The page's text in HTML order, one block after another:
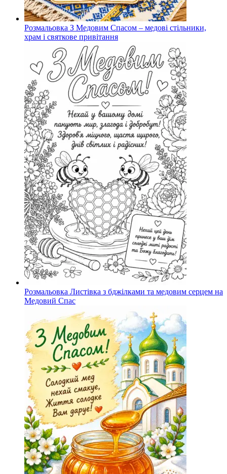
Розмальовка З Медовим Спасом – медові стільники,
храм і святкове привітання
Розмальовка Листівка з бджілками та медовим серцем на
Медовий Спас